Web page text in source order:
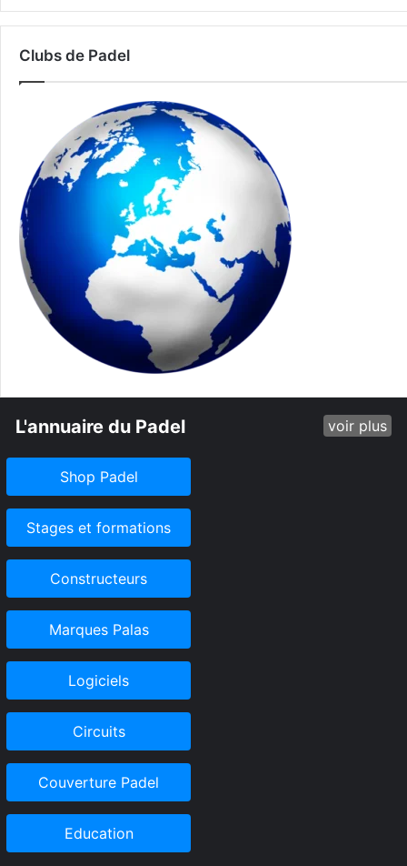
Clubs de Padel
L'annuaire du Padel voir plus
Shop Padel
Stages et formations
Constructeurs
Marques Palas
Logiciels
Circuits
Couverture Padel
Education